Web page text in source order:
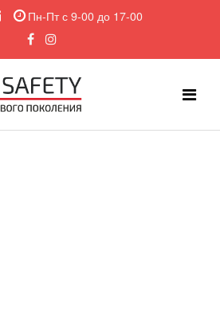
Пн-Пт с 9-00 до 17-00